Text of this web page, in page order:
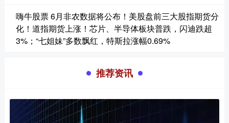
嗨牛股票 6月非农数据将公布！美股盘前三大股指期货分
化！道指期货上涨！芯片、半导体板块普跌，闪迪跌超
3%；“七姐妹”多数飘红，特斯拉涨幅0.69%
推荐资讯